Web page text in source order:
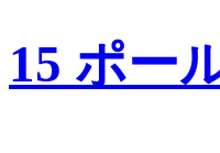
15 ポー